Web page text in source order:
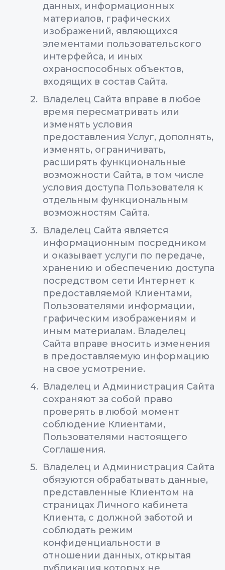
данных, информационных
материалов, графических
изображений, являющихся
элементами пользовательского
интерфейса, и иных
охраноспособных объектов,
входящих в состав Сайта.
Владелец Сайта вправе в любое
время пересматривать или
изменять условия
предоставления Услуг, дополнять,
изменять, ограничивать,
расширять функциональные
возможности Сайта, в том числе
условия доступа Пользователя к
отдельным функциональным
возможностям Сайта.
Владелец Сайта является
информационным посредником
и оказывает услуги по передаче,
хранению и обеспечению доступа
посредством сети Интернет к
предоставляемой Клиентами,
Пользователями информации,
графическим изображениям и
иным материалам. Владелец
Сайта вправе вносить изменения
в предоставляемую информацию
на свое усмотрение.
Владелец и Администрация Сайта
сохраняют за собой право
проверять в любой момент
соблюдение Клиентами,
Пользователями настоящего
Соглашения.
Владелец и Администрация Сайта
обязуются обрабатывать данные,
представленные Клиентом на
страницах Личного кабинета
Клиента, с должной заботой и
соблюдать режим
конфиденциальности в
отношении данных, открытая